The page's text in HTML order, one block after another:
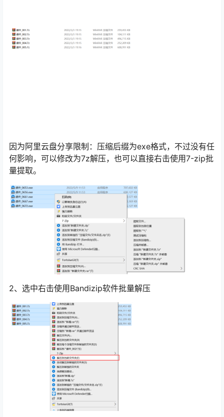
因为阿里云盘分享限制：压缩后缀为exe格式，不过没有任
何影响，可以修改为7z解压，也可以直接右击使用7-zip批
量提取。
2、选中右击使用Bandizip软件批量解压